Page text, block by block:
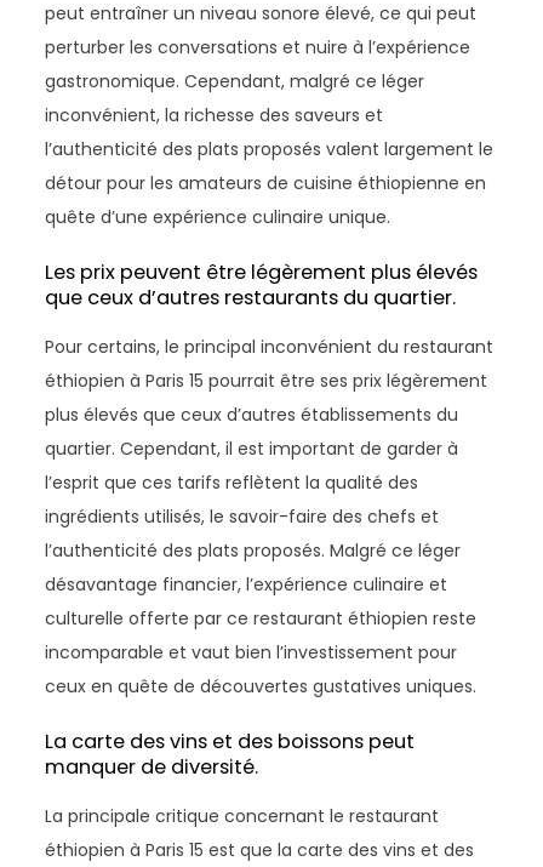
peut entraîner un niveau sonore élevé, ce qui peut
perturber les conversations et nuire à l’expérience
gastronomique. Cependant, malgré ce léger
inconvénient, la richesse des saveurs et
l’authenticité des plats proposés valent largement le
détour pour les amateurs de cuisine éthiopienne en
quête d’une expérience culinaire unique.
Les prix peuvent être légèrement plus élevés
que ceux d’autres restaurants du quartier.
Pour certains, le principal inconvénient du restaurant
éthiopien à Paris 15 pourrait être ses prix légèrement
plus élevés que ceux d’autres établissements du
quartier. Cependant, il est important de garder à
l’esprit que ces tarifs reflètent la qualité des
ingrédients utilisés, le savoir-faire des chefs et
l’authenticité des plats proposés. Malgré ce léger
désavantage financier, l’expérience culinaire et
culturelle offerte par ce restaurant éthiopien reste
incomparable et vaut bien l’investissement pour
ceux en quête de découvertes gustatives uniques.
La carte des vins et des boissons peut
manquer de diversité.
La principale critique concernant le restaurant
éthiopien à Paris 15 est que la carte des vins et des